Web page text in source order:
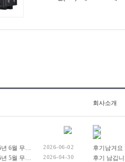
회사소개
[공지] 신용카드 2026년 6월 무이자 행사 안내드립니다. 2026-06-02
[공지] 신용카드 2026년 5월 무이자 행사 안내드립니다. 2026-04-30
후기남겨요
후기 남깁